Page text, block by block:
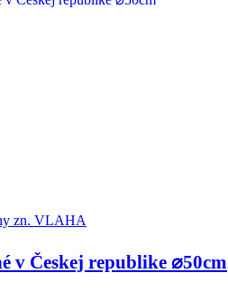
zn. VLAHA
v Českej republike ⌀50cm